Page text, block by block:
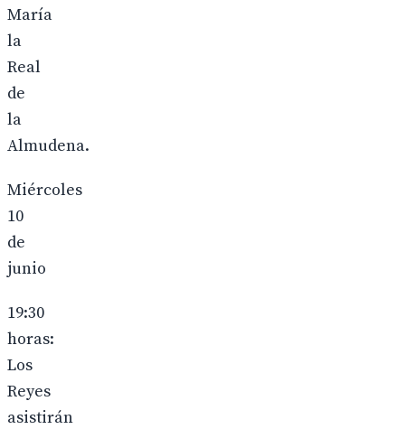
María
la
Real
de
la
Almudena.
Miércoles
10
de
junio
19:30
horas:
Los
Reyes
asistirán